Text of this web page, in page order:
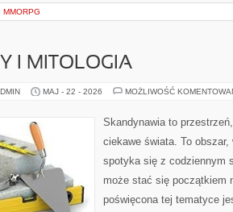
MMORPG
I MITOLOGIA
MAJ - 22 - 2026 MOŻLIWOŚĆ
Skandynawia to
ciekawe świata. To
spotyka się z codziennym
może stać się początkiem
poświęcona tej tematyce